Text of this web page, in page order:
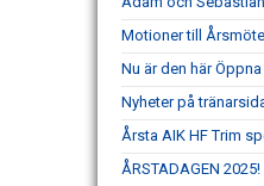
Motioner till
Nu är den här
Nyheter på
Årsta AIK HF Trim
ÅRSTADAGEN 2025!